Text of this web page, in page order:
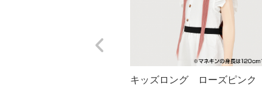
キッズロング ローズピンク